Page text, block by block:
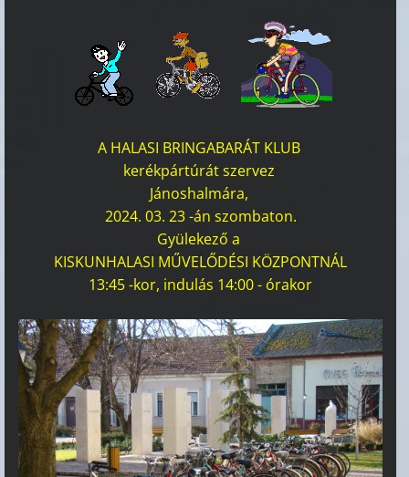
A HALASI BRINGABARÁT KLUB
kerékpártúrát szervez
Jánoshalmára,
2024. 03. 23 -án szombaton.
Gyülekező a
KISKUNHALASI MŰVELŐDÉSI KÖZPONTNÁL
13:45 -kor, indulás 14:00 - órakor